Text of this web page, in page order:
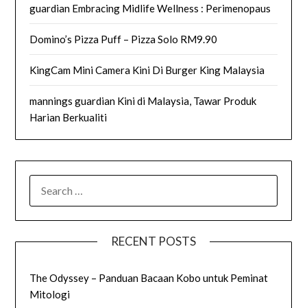
guardian Embracing Midlife Wellness : Perimenopaus
Domino’s Pizza Puff – Pizza Solo RM9.90
KingCam Mini Camera Kini Di Burger King Malaysia
mannings guardian Kini di Malaysia, Tawar Produk
Harian Berkualiti
FOR:
RECENT POSTS
The Odyssey – Panduan Bacaan Kobo untuk Peminat
Mitologi